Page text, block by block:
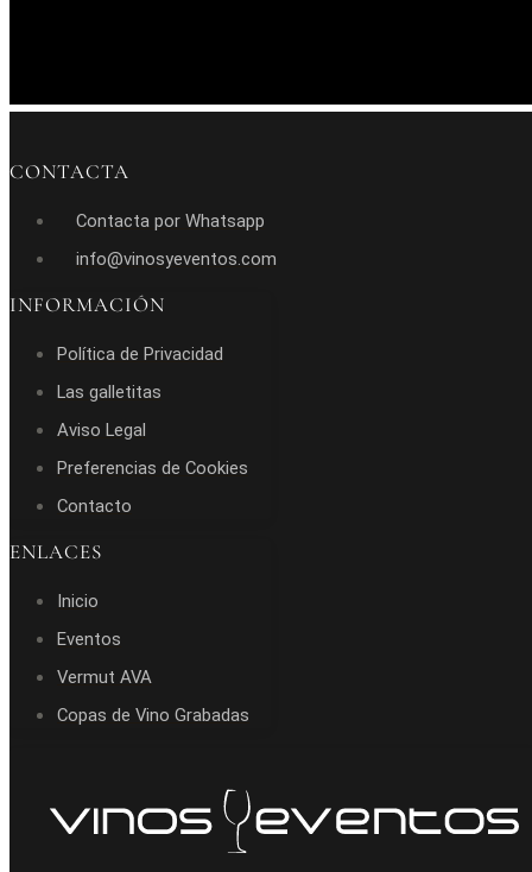
CONTACTA
Contacta por Whatsapp
info@vinosyeventos.com
INFORMACIÓN
Política de Privacidad
Las galletitas
Aviso Legal
Preferencias de Cookies
Contacto
ENLACES
Inicio
Eventos
Vermut AVA
Copas de Vino Grabadas